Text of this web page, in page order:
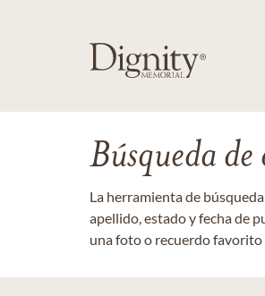
Búsqueda
La herramienta de
apellido, estado y fecha de
una foto o recuerdo favorito